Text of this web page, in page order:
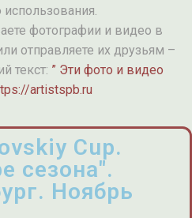
фотографии и видео в
отправляете их друзьям –
текст: ” Эти фото и видео
artistspb.ru
Cup.
сезона".
Ноябрь